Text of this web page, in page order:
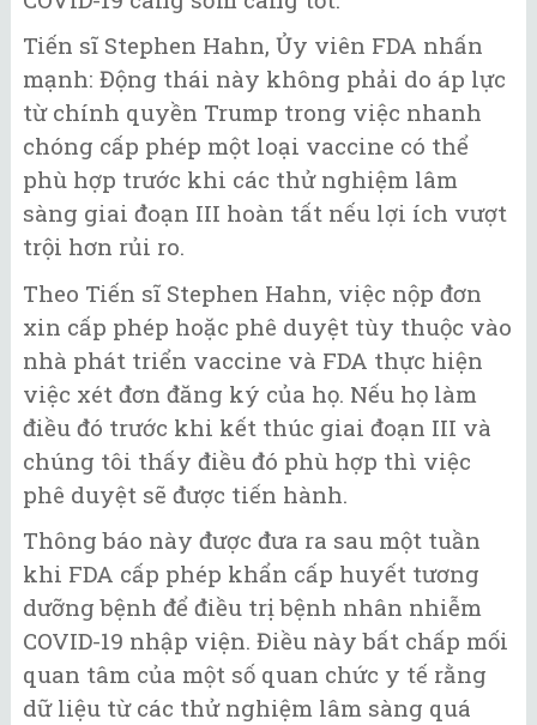
Tiến sĩ Stephen Hahn, Ủy viên FDA nhấn
mạnh: Động thái này không phải do áp lực
từ chính quyền Trump trong việc nhanh
chóng cấp phép một loại vaccine có thể
phù hợp trước khi các thử nghiệm lâm
sàng giai đoạn III hoàn tất nếu lợi ích vượt
trội hơn rủi ro.
Theo Tiến sĩ Stephen Hahn, việc nộp đơn
xin cấp phép hoặc phê duyệt tùy thuộc vào
nhà phát triển vaccine và FDA thực hiện
việc xét đơn đăng ký của họ. Nếu họ làm
điều đó trước khi kết thúc giai đoạn III và
chúng tôi thấy điều đó phù hợp thì việc
phê duyệt sẽ được tiến hành.
Thông báo này được đưa ra sau một tuần
khi FDA cấp phép khẩn cấp huyết tương
dưỡng bệnh để điều trị bệnh nhân nhiễm
COVID-19 nhập viện. Điều này bất chấp mối
quan tâm của một số quan chức y tế rằng
dữ liệu từ các thử nghiệm lâm sàng quá